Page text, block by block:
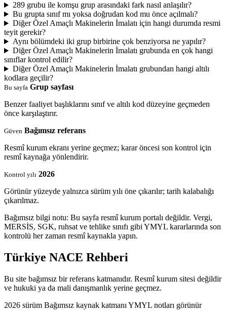
289 grubu ile komşu grup arasındaki fark nasıl anlaşılır?
Bu grupta sınıf mı yoksa doğrudan kod mu önce açılmalı?
Diğer Özel Amaçlı Makinelerin İmalatı için hangi durumda resmi
teyit gerekir?
Aynı bölümdeki iki grup birbirine çok benziyorsa ne yapılır?
Diğer Özel Amaçlı Makinelerin İmalatı grubunda en çok hangi
sınıflar kontrol edilir?
Diğer Özel Amaçlı Makinelerin İmalatı grubundan hangi altılı
kodlara geçilir?
Bu sayfa Grup sayfası
Benzer faaliyet başlıklarını sınıf ve altılı kod düzeyine geçmeden
önce karşılaştırır.
Güven Bağımsız referans
Resmî kurum ekranı yerine geçmez; karar öncesi son kontrol için
resmî kaynağa yönlendirir.
Kontrol yılı 2026
Görünür yüzeyde yalnızca sürüm yılı öne çıkarılır; tarih kalabalığı
çıkarılmaz.
Bağımsız bilgi notu: Bu sayfa resmî kurum portalı değildir. Vergi,
MERSİS, SGK, ruhsat ve tehlike sınıfı gibi YMYL kararlarında son
kontrolü her zaman resmî kaynakla yapın.
Türkiye NACE Rehberi
Bu site bağımsız bir referans katmanıdır. Resmî kurum sitesi değildir
ve hukuki ya da mali danışmanlık yerine geçmez.
2026 sürüm Bağımsız kaynak katmanı YMYL notları görünür